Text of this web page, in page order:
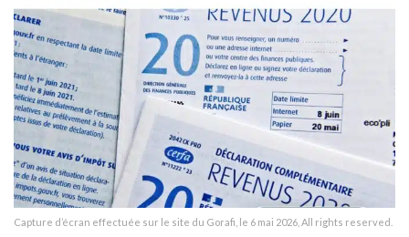
Capture d’écran effectuée sur le site du Gorafi, le 6 mai 2026, All rights reserved.